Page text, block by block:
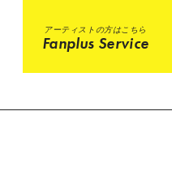
アーティストの方はこちら
Fanplus Service